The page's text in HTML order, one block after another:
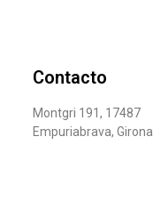
Contacto
Montgri 191, 17487
Empuriabrava, Girona